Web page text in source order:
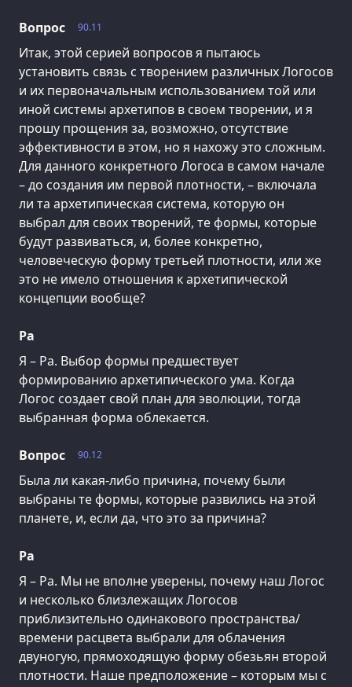
90.11
Вопрос
Итак, этой серией вопросов я пытаюсь
установить связь с творением различных Логосов
и их первоначальным использованием той или
иной системы архетипов в своем творении, и я
прошу прощения за, возможно, отсутствие
эффективности в этом, но я нахожу это сложным.
Для данного конкретного Логоса в самом начале
– до создания им первой плотности, – включала
ли та архетипическая система, которую он
выбрал для своих творений, те формы, которые
будут развиваться, и, более конкретно,
человеческую форму третьей плотности, или же
это не имело отношения к архетипической
концепции вообще?
Ра
Я – Ра. Выбор формы предшествует
формированию архетипического ума. Когда
Логос создает свой план для эволюции, тогда
выбранная форма облекается.
90.12
Вопрос
Была ли какая-либо причина, почему были
выбраны те формы, которые развились на этой
планете, и, если да, что это за причина?
Ра
Я – Ра. Мы не вполне уверены, почему наш Логос
и несколько близлежащих Логосов
приблизительно одинакового пространства/
времени расцвета выбрали для облачения
двуногую, прямоходящую форму обезьян второй
плотности. Наше предположение – которым мы с